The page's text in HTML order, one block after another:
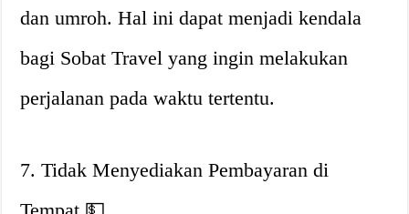
dan umroh. Hal ini dapat menjadi kendala
bagi Sobat Travel yang ingin melakukan
perjalanan pada waktu tertentu.
7. Tidak Menyediakan Pembayaran di